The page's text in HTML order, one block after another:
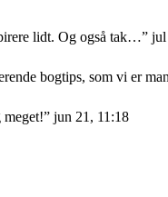
lidt. Og også tak…” jul
bogtips, som vi er
” jun 21, 11:18